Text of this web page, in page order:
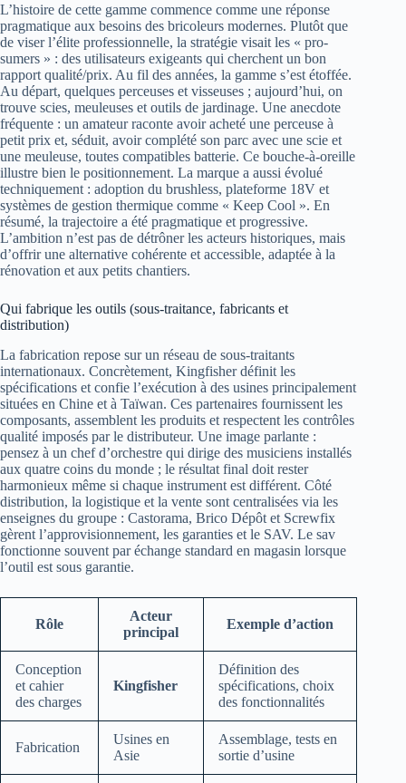
L’histoire de cette gamme commence comme une réponse
pragmatique aux besoins des bricoleurs modernes. Plutôt que
de viser l’élite professionnelle, la stratégie visait les « pro-
sumers » : des utilisateurs exigeants qui cherchent un bon
rapport qualité/prix. Au fil des années, la gamme s’est étoffée.
Au départ, quelques perceuses et visseuses ; aujourd’hui, on
trouve scies, meuleuses et outils de jardinage. Une anecdote
fréquente : un amateur raconte avoir acheté une perceuse à
petit prix et, séduit, avoir complété son parc avec une scie et
une meuleuse, toutes compatibles batterie. Ce bouche-à-oreille
illustre bien le positionnement. La marque a aussi évolué
techniquement : adoption du brushless, plateforme 18V et
systèmes de gestion thermique comme « Keep Cool ». En
résumé, la trajectoire a été pragmatique et progressive.
L’ambition n’est pas de détrôner les acteurs historiques, mais
d’offrir une alternative cohérente et accessible, adaptée à la
rénovation et aux petits chantiers.
Qui fabrique les outils (sous-traitance, fabricants et
distribution)
La fabrication repose sur un réseau de sous-traitants
internationaux. Concrètement, Kingfisher définit les
spécifications et confie l’exécution à des usines principalement
situées en Chine et à Taïwan. Ces partenaires fournissent les
composants, assemblent les produits et respectent les contrôles
qualité imposés par le distributeur. Une image parlante :
pensez à un chef d’orchestre qui dirige des musiciens installés
aux quatre coins du monde ; le résultat final doit rester
harmonieux même si chaque instrument est différent. Côté
distribution, la logistique et la vente sont centralisées via les
enseignes du groupe : Castorama, Brico Dépôt et Screwfix
gèrent l’approvisionnement, les garanties et le SAV. Le sav
fonctionne souvent par échange standard en magasin lorsque
l’outil est sous garantie.
Rôle
Acteur
principal
Exemple d’action
Conception
et cahier
des charges
Kingfisher
Définition des
spécifications, choix
des fonctionnalités
Fabrication
Usines en
Asie
Assemblage, tests en
sortie d’usine